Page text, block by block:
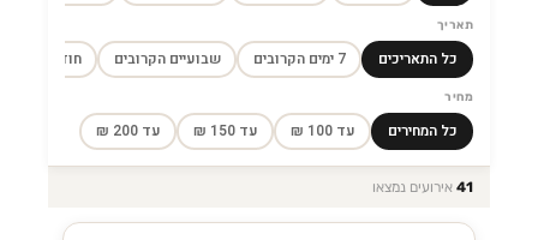
תאריך
כל התאריכים 7 ימים הקרובים שבועיים הקרובים חודש הקרוב
מחיר
כל המחירים עד 100 ₪ עד 150 ₪ עד 200 ₪
41 אירועים נמצאו